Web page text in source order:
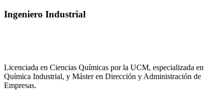
Ingeniero Industrial
Licenciada en Ciencias Químicas por la UCM, especializada en
Química Industrial, y Máster en Dirección y Administración de
Empresas.